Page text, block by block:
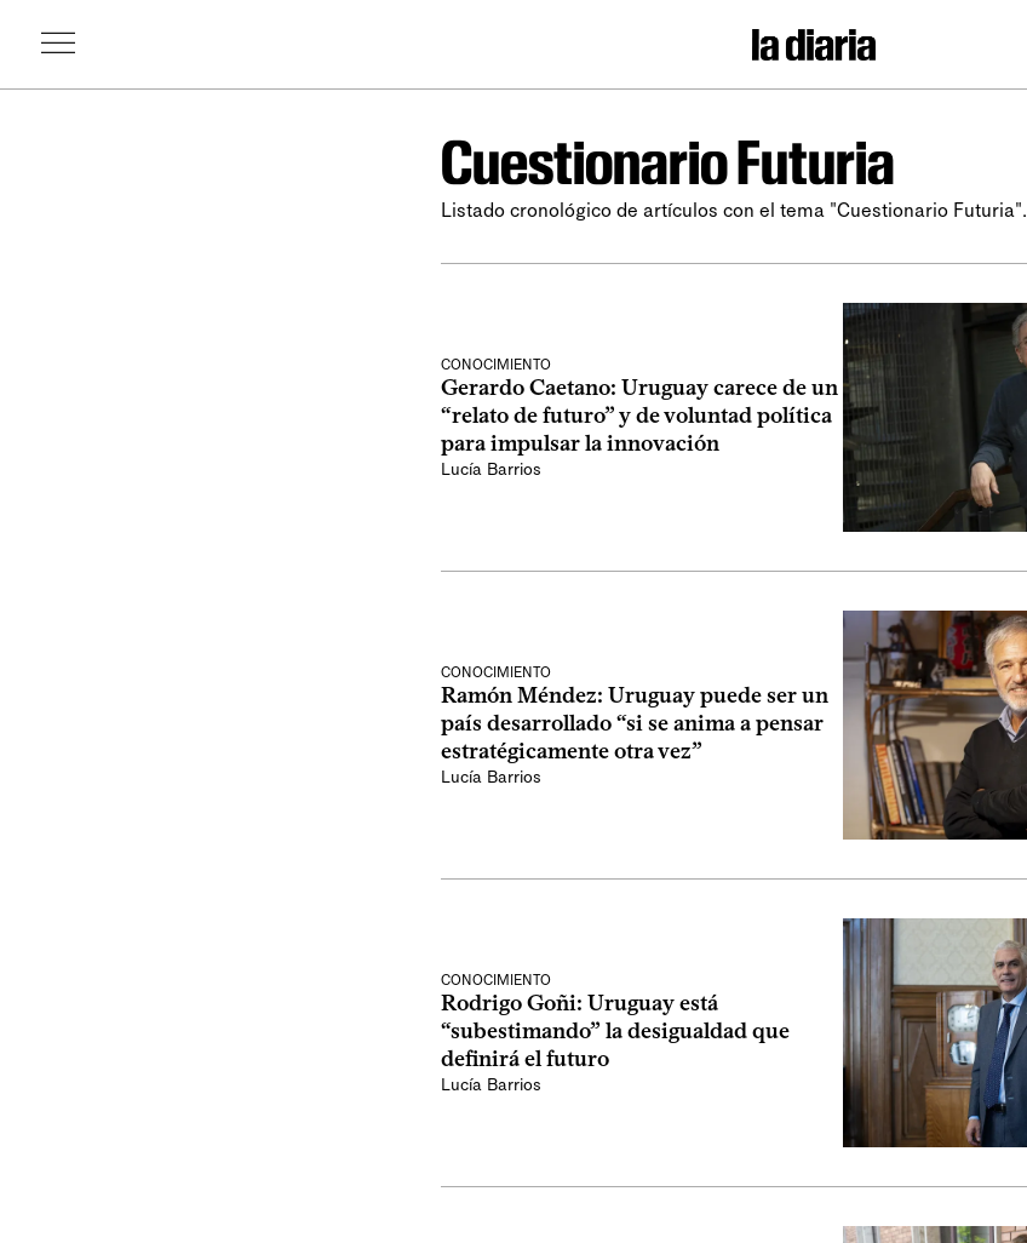
Cuestionario Futuria
Listado cronológico de artículos con el tema "Cuestionario Futuria".
CONOCIMIENTO
Gerardo Caetano: Uruguay carece de un
“relato de futuro” y de voluntad política
para impulsar la innovación
Lucía Barrios
CONOCIMIENTO
Ramón Méndez: Uruguay puede ser un
país desarrollado “si se anima a pensar
estratégicamente otra vez”
Lucía Barrios
CONOCIMIENTO
Rodrigo Goñi: Uruguay está
“subestimando” la desigualdad que
definirá el futuro
Lucía Barrios